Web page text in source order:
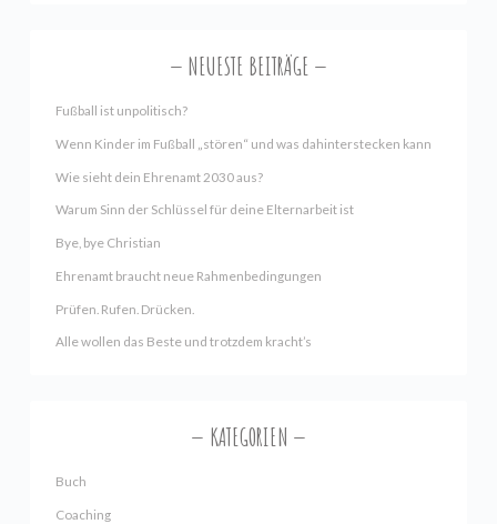
NEUESTE BEITRÄGE
Fußball ist unpolitisch?
Wenn Kinder im Fußball „stören“ und was dahinterstecken kann
Wie sieht dein Ehrenamt 2030 aus?
Warum Sinn der Schlüssel für deine Elternarbeit ist
Bye, bye Christian
Ehrenamt braucht neue Rahmenbedingungen
Prüfen. Rufen. Drücken.
Alle wollen das Beste und trotzdem kracht’s
KATEGORIEN
Buch
Coaching